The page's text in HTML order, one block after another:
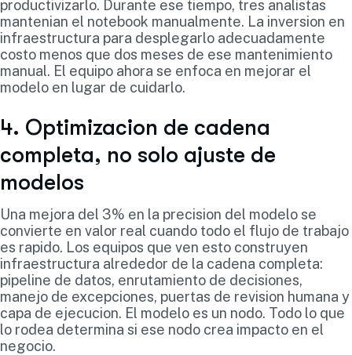
productivizarlo. Durante ese tiempo, tres analistas
mantenian el notebook manualmente. La inversion en
infraestructura para desplegarlo adecuadamente
costo menos que dos meses de ese mantenimiento
manual. El equipo ahora se enfoca en mejorar el
modelo en lugar de cuidarlo.
4. Optimizacion de cadena
completa, no solo ajuste de
modelos
Una mejora del 3% en la precision del modelo se
convierte en valor real cuando todo el flujo de trabajo
es rapido. Los equipos que ven esto construyen
infraestructura alrededor de la cadena completa:
pipeline de datos, enrutamiento de decisiones,
manejo de excepciones, puertas de revision humana y
capa de ejecucion. El modelo es un nodo. Todo lo que
lo rodea determina si ese nodo crea impacto en el
negocio.